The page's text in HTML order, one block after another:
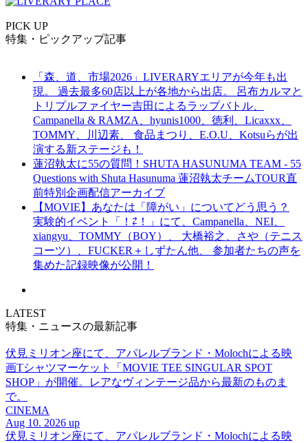
PICK UP
特集・ピックアップ記事
「森、道、市場2026」LIVERARYエリアが今年も出
現。 過去最多60店以上が各地から出店。 呂布カルマと
トリプルファイヤー吉田によるラップバトル、
Campanella & RAMZA、hyunis1000、徳利、Licaxxx、
TOMMY、川辺素、 食品まつり、E.O.U、Kotsuらが出
演する新ステージも！
蓮沼執太に55の質問！SHUTA HASUNUMA TEAM - 55
Questions with Shuta Hasunuma 蓮沼執太チームTOUR直
前特別企画配信アーカイブ
【MOVIE】あなたは「障がい」についてどう思う？
実験的イベント「！⇄！」にて、Campanella、NEI、
xiangyu、TOMMY（BOY）、 大橋裕之、さや（テニス
コーツ）、FUCKER＋しずたん他、 参加者たちの声を
集めた記録映像が公開！
LATEST
特集・ニュースの最新記事
伏見ミリオン座にて、アパレルブランド・Molochによる映
画Tシャツマーケット「MOVIE TEE SINGULAR SPOT
SHOP」が開催。レアなヴィンテージ品から最新のものま
で。
CINEMA
Aug 10. 2026 up
伏見ミリオン座にて、アパレルブランド・Molochによる映